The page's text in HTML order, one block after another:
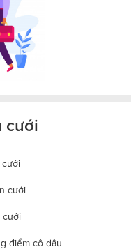
cưới
cưới
cưới
cưới
điểm cô dâu